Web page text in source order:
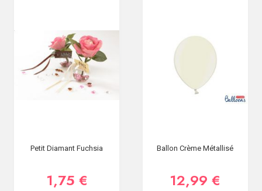
Petit Diamant Fuchsia
1,75 €
Ballon Crème Métallisé
12,99 €